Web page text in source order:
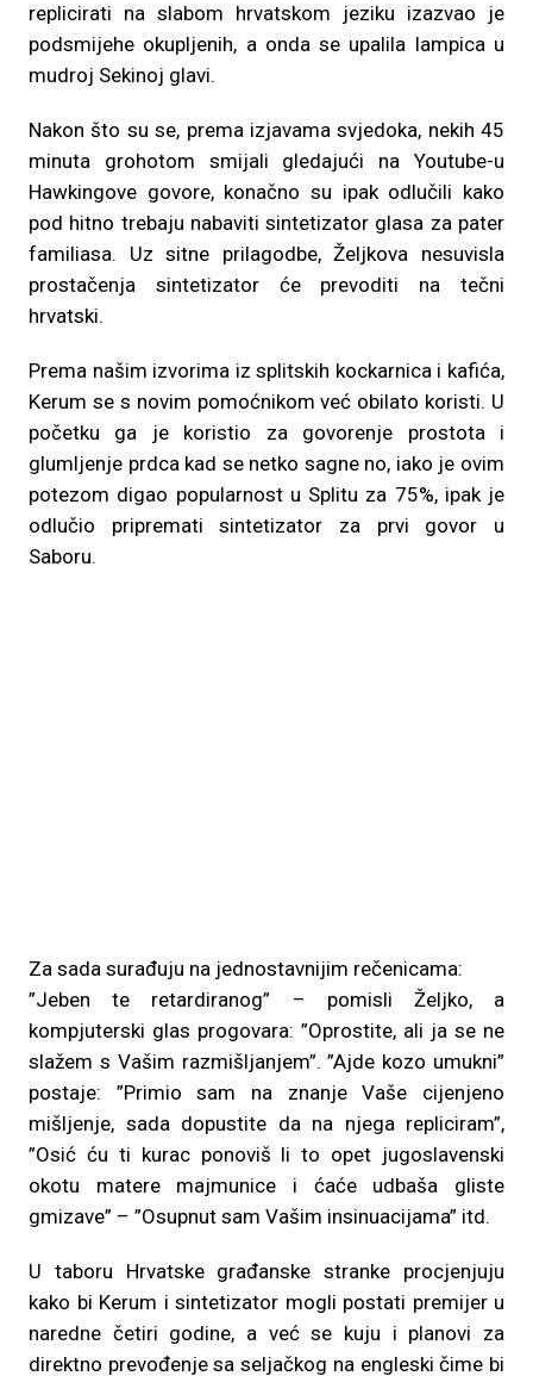
replicirati na slabom hrvatskom jeziku izazvao je
podsmijehe okupljenih, a onda se upalila lampica u
mudroj Sekinoj glavi.
Nakon što su se, prema izjavama svjedoka, nekih 45
minuta grohotom smijali gledajući na Youtube-u
Hawkingove govore, konačno su ipak odlučili kako
pod hitno trebaju nabaviti sintetizator glasa za pater
familiasa. Uz sitne prilagodbe, Željkova nesuvisla
prostačenja sintetizator će prevoditi na tečni
hrvatski.
Prema našim izvorima iz splitskih kockarnica i kafića,
Kerum se s novim pomoćnikom već obilato koristi. U
početku ga je koristio za govorenje prostota i
glumljenje prdca kad se netko sagne no, iako je ovim
potezom digao popularnost u Splitu za 75%, ipak je
odlučio pripremati sintetizator za prvi govor u
Saboru.
Za sada surađuju na jednostavnijim rečenicama:
”Jeben te retardiranog” – pomisli Željko, a
kompjuterski glas progovara: ”Oprostite, ali ja se ne
slažem s Vašim razmišljanjem”. ”Ajde kozo umukni”
postaje: ”Primio sam na znanje Vaše cijenjeno
mišljenje, sada dopustite da na njega repliciram”,
”Osić ću ti kurac ponoviš li to opet jugoslavenski
okotu matere majmunice i ćaće udbaša gliste
gmizave” – ”Osupnut sam Vašim insinuacijama” itd.
U taboru Hrvatske građanske stranke procjenjuju
kako bi Kerum i sintetizator mogli postati premijer u
naredne četiri godine, a već se kuju i planovi za
direktno prevođenje sa seljačkog na engleski čime bi